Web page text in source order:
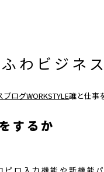
わビジネ
ブログWORKSTYLE誰と仕事
するか